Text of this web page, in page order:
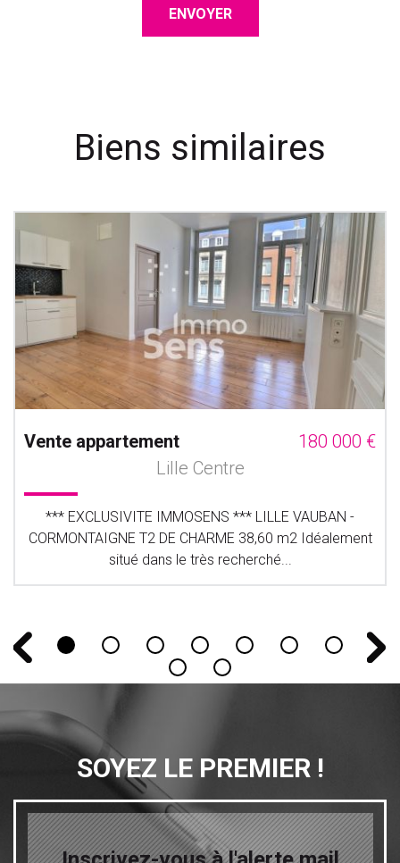
ENVOYER
Biens similaires
Vente appartement
180 000 €
Lille Centre
*** EXCLUSIVITE IMMOSENS *** LILLE VAUBAN -
CORMONTAIGNE T2 DE CHARME 38,60 m2 Idéalement
situé dans le très recherché...
SOYEZ LE PREMIER !